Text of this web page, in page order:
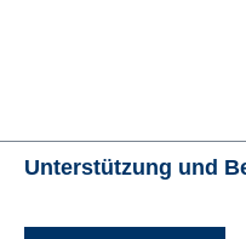
Unterstützung und